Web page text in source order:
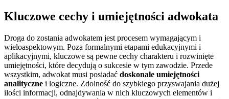
Kluczowe cechy i umiejętności adwokata
Droga do zostania adwokatem jest procesem wymagającym i
wieloaspektowym. Poza formalnymi etapami edukacyjnymi i
aplikacyjnymi, kluczowe są pewne cechy charakteru i rozwinięte
umiejętności, które decydują o sukcesie w tym zawodzie. Przede
wszystkim, adwokat musi posiadać doskonałe umiejętności
analityczne i logiczne. Zdolność do szybkiego przyswajania dużej
ilości informacji, odnajdywania w nich kluczowych elementów i